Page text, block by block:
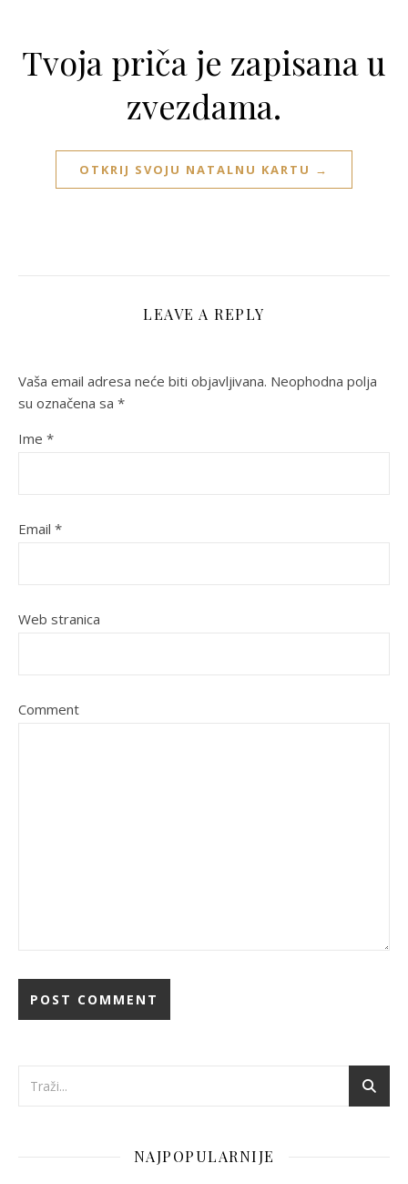
Tvoja priča je zapisana u
zvezdama.
OTKRIJ SVOJU NATALNU KARTU →
LEAVE A REPLY
Vaša email adresa neće biti objavljivana. Neophodna polja
su označena sa *
Ime *
Email *
Web stranica
Comment
NAJPOPULARNIJE